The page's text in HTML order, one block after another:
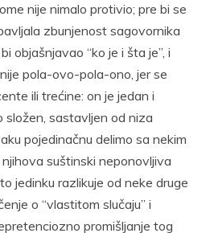
nije nimalo protivio; pre bi se
zbunjenost sagovornika
objašnjavao “ko je i šta je”, i
pola-ovo-pola-ono, jer se
ili trećine: on je jedan i
složen, sastavljen od niza
pojedinačnu delimo sa nekim
njihova suštinski neponovljiva
jedinku razlikuje od neke druge
o “vlastitom slučaju” i
promišljanje tog